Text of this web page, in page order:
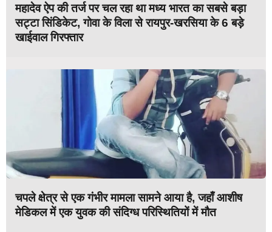
महादेव ऐप की तर्ज पर चल रहा था मध्य भारत का सबसे बड़ा
सट्टा सिंडिकेट, गोवा के विला से रायपुर-खरसिया के 6 बड़े
खाईवाल गिरफ्तार
चपले क्षेत्र से एक गंभीर मामला सामने आया है, जहाँ आशीष
मेडिकल में एक युवक की संदिग्ध परिस्थितियों में मौत